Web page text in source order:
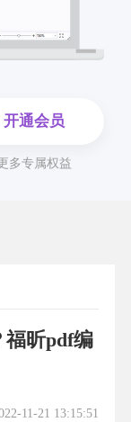
开通会员
多专属权益
福昕pdf编
11-21 13:15:51